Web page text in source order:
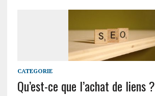
CATEGORIE
Qu’est-ce que l’achat de liens ?